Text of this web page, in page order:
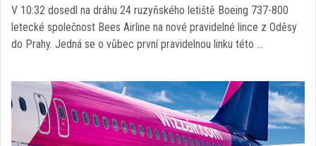
V 10:32 dosedl na dráhu 24 ruzyňského letiště Boeing 737-800
letecké společnost Bees Airline na nové pravidelné lince z Oděsy
do Prahy. Jedná se o vůbec první pravidelnou linku této …